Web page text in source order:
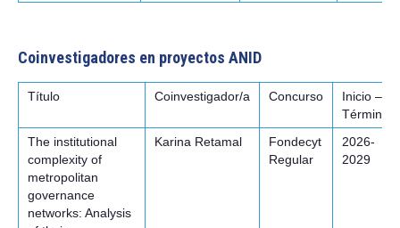
Coinvestigadores en proyectos ANID
Título Coinvestigador/a Concurso
Inicio –
Término
The institutional
complexity of
metropolitan
governance
networks: Analysis
Karina Retamal
Fondecyt
Regular
2026-
2029